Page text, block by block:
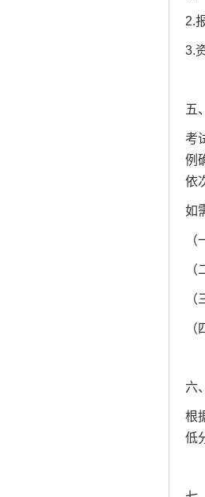
2.
3.
五
考
例
依
如
六
根
低